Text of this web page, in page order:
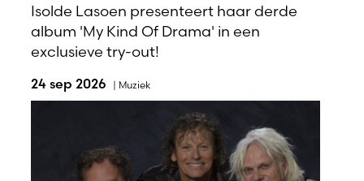
Isolde Lasoen presenteert haar derde
album 'My Kind Of Drama' in een
exclusieve try-out!
24 sep 2026 | Muziek